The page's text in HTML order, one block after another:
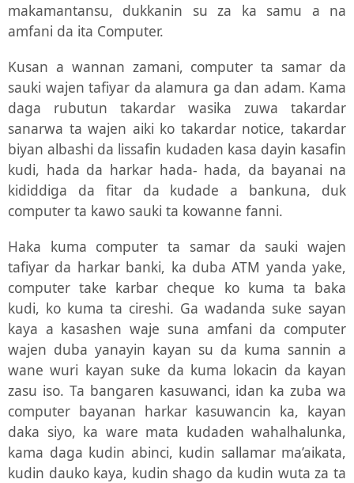
makamantansu, dukkanin su za ka samu a na
amfani da ita Computer.
Kusan a wannan zamani, computer ta samar da
sauki wajen tafiyar da alamura ga dan adam. Kama
daga rubutun takardar wasika zuwa takardar
sanarwa ta wajen aiki ko takardar notice, takardar
biyan albashi da lissafin kudaden kasa dayin kasafin
kudi, hada da harkar hada- hada, da bayanai na
kididdiga da fitar da kudade a bankuna, duk
computer ta kawo sauki ta kowanne fanni.
Haka kuma computer ta samar da sauki wajen
tafiyar da harkar banki, ka duba ATM yanda yake,
computer take karbar cheque ko kuma ta baka
kudi, ko kuma ta cireshi. Ga wadanda suke sayan
kaya a kasashen waje suna amfani da computer
wajen duba yanayin kayan su da kuma sannin a
wane wuri kayan suke da kuma lokacin da kayan
zasu iso. Ta bangaren kasuwanci, idan ka zuba wa
computer bayanan harkar kasuwancin ka, kayan
daka siyo, ka ware mata kudaden wahalhalunka,
kama daga kudin abinci, kudin sallamar ma’aikata,
kudin dauko kaya, kudin shago da kudin wuta za ta